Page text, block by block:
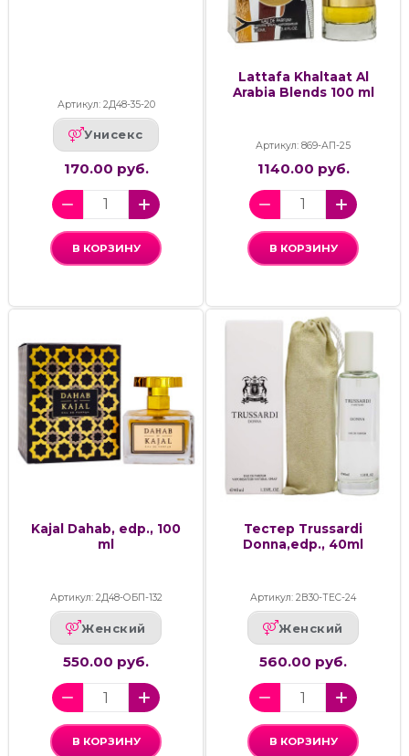
Артикул: 2Д48-35-20
Унисекс
170.00 руб.
В КОРЗИНУ
Lattafa Khaltaat Al
Arabia Blends 100 ml
Артикул: 869-АП-25
1140.00 руб.
В КОРЗИНУ
Kajal Dahab, edp., 100
ml
Артикул: 2Д48-ОБП-132
Женский
550.00 руб.
В КОРЗИНУ
Тестер Trussardi
Donna,edp., 40ml
Артикул: 2В30-ТЕС-24
Женский
560.00 руб.
В КОРЗИНУ